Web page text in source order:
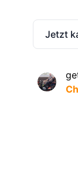
Jetzt